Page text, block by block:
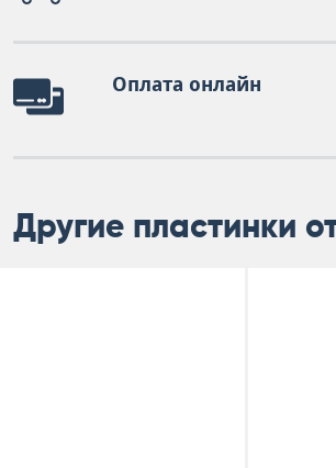
Оплата онлайн
Другие пластинки